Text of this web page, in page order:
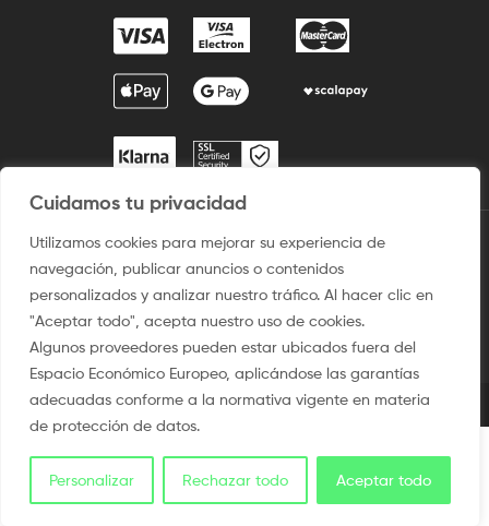
Cuidamos tu privacidad
Utilizamos cookies para mejorar su experiencia de
navegación, publicar anuncios o contenidos
personalizados y analizar nuestro tráfico. Al hacer clic en
"Aceptar todo", acepta nuestro uso de cookies.
Algunos proveedores pueden estar ubicados fuera del
Espacio Económico Europeo, aplicándose las garantías
adecuadas conforme a la normativa vigente en materia
de protección de datos.
Personalizar Rechazar todo Aceptar todo
2009 / ©2025 Camisetaspersonalizadas.com. Todos los derechos
reservados.
Aviso legal–Uso del sitio –Condiciones de venta– Política
de privacidad y Protección de Dato – Politica de Cookies